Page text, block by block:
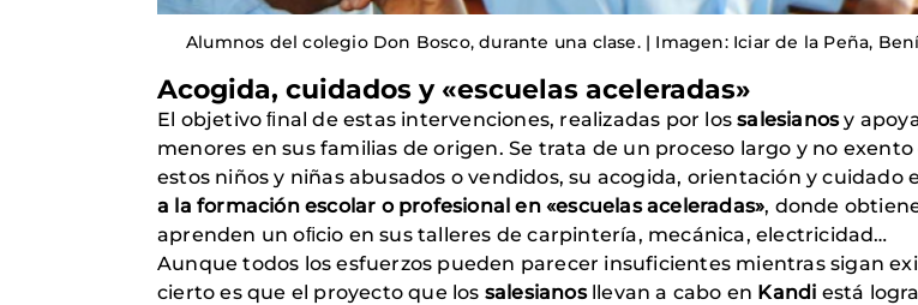
Alumnos del colegio Don Bosco, durante una clase. | Imagen: Iciar de la Peña,
Acogida, cuidados y «escuelas aceleradas»
El objetivo ﬁnal de estas intervenciones, realizadas por lossalesianosy
menores en sus familias de origen. Se trata de un proceso largo y no
estos niños y niñas abusados o vendidos, su acogida, orientación y cuidado
a la formación escolar o profesional en «escuelas aceleradas», donde
aprenden un oﬁcio en sus talleres de carpintería, mecánica, electricidad…
Aunque todos los esfuerzos pueden parecer insuficientes mientras sigan
cierto es que el proyecto que los salesianos llevan a cabo en Kandi está